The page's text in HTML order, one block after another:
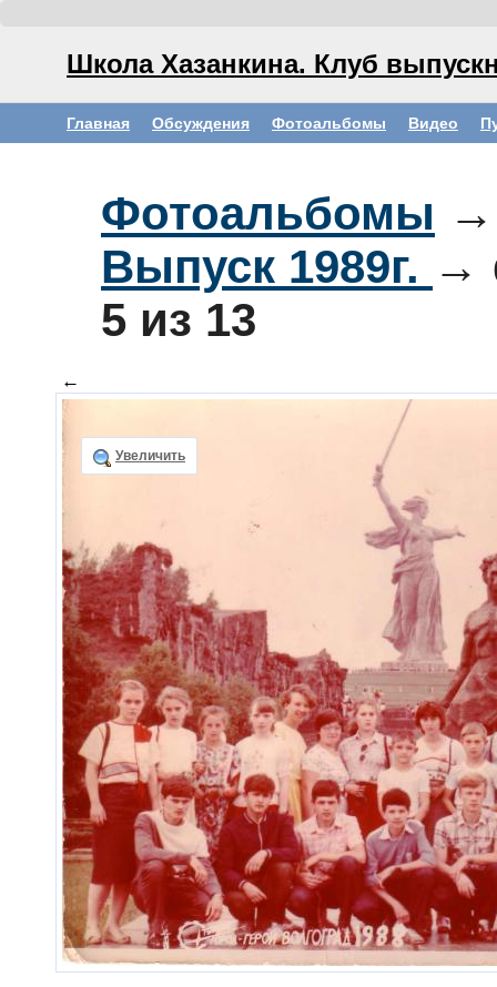
Школа Хазанкина. Клуб
Главная Обсуждения Фотоальбомы Видео
Фотоальбомы →
Выпуск 1989г. →
5 из 13
←
Увеличить